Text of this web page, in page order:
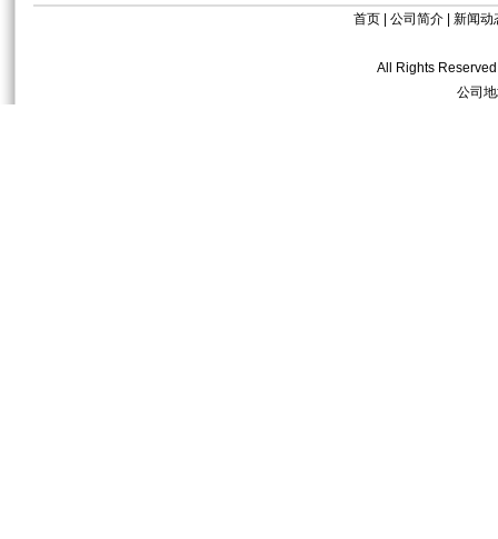
首页 公司简介 新闻动
All Rights
公司